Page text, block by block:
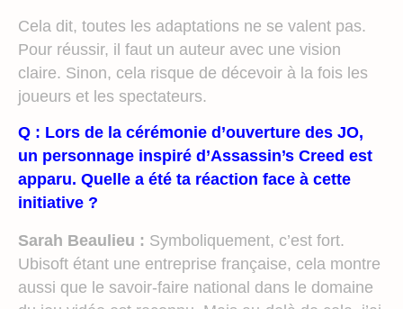
Cela dit, toutes les adaptations ne se valent pas.
Pour réussir, il faut un auteur avec une vision
claire. Sinon, cela risque de décevoir à la fois les
joueurs et les spectateurs.
Q : Lors de la cérémonie d’ouverture des JO,
un personnage inspiré d’Assassin’s Creed est
apparu. Quelle a été ta réaction face à cette
initiative ?
Sarah Beaulieu : Symboliquement, c’est fort.
Ubisoft étant une entreprise française, cela montre
aussi que le savoir-faire national dans le domaine